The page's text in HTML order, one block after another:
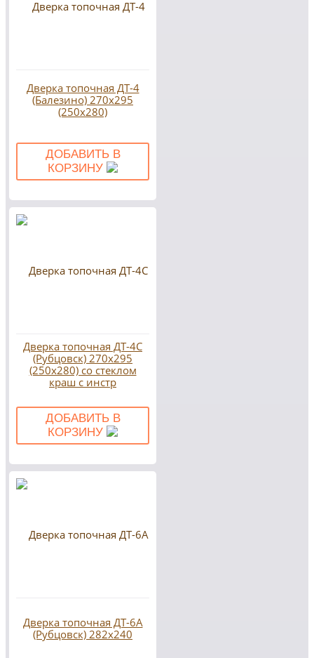
Дверка топочная ДТ-4
(Балезино) 270х295
(250х280)
ДОБАВИТЬ В
КОРЗИНУ
Дверка топочная ДТ-4С
(Рубцовск) 270х295
(250х280) со стеклом
краш с инстр
ДОБАВИТЬ В
КОРЗИНУ
Дверка топочная ДТ-6А
(Рубцовск) 282х240